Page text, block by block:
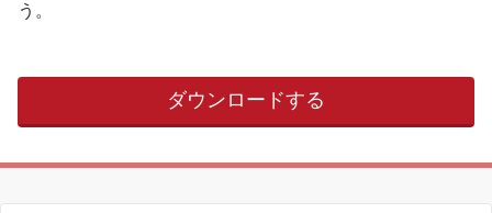
う。
ダウンロードする